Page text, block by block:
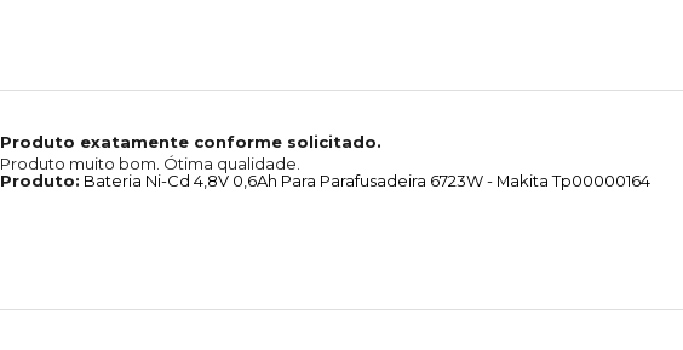
Produto exatamente conforme solicitado.
Produto muito bom. Ótima qualidade.
Produto: Bateria Ni-Cd 4,8V 0,6Ah Para Parafusadeira 6723W - Makita Tp00000164